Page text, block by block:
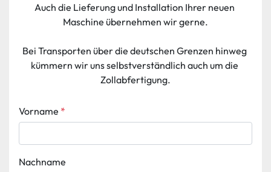
Auch die Lieferung und Installation Ihrer neuen
Maschine übernehmen wir gerne.
Bei Transporten über die deutschen Grenzen hinweg
kümmern wir uns selbstverständlich auch um die
Zollabfertigung.
Vorname *
Nachname